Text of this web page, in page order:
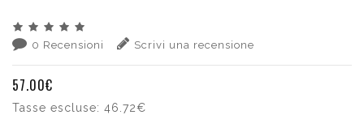
0 Recensioni Scrivi una recensione
57.00€
Tasse escluse: 46.72€